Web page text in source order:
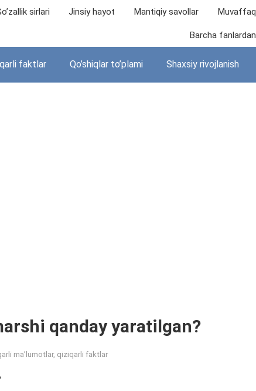
sirlari Jinsiy hayot Mantiqiy savollar
Barcha
faktlar Qo’shiqlar to’plami Shaxsiy rivojlanish
qanday yaratilgan?
ma’lumotlar, qiziqarli faktlar